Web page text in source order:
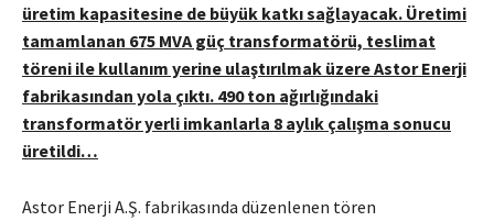
üretim kapasitesine de büyük katkı sağlayacak. Üretimi
tamamlanan 675 MVA güç transformatörü, teslimat
töreni ile kullanım yerine ulaştırılmak üzere Astor Enerji
fabrikasından yola çıktı. 490 ton ağırlığındaki
transformatör yerli imkanlarla 8 aylık çalışma sonucu
üretildi…
Astor Enerji A.Ş. fabrikasında düzenlenen tören